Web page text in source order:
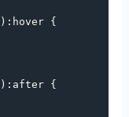
): hover {
): after {